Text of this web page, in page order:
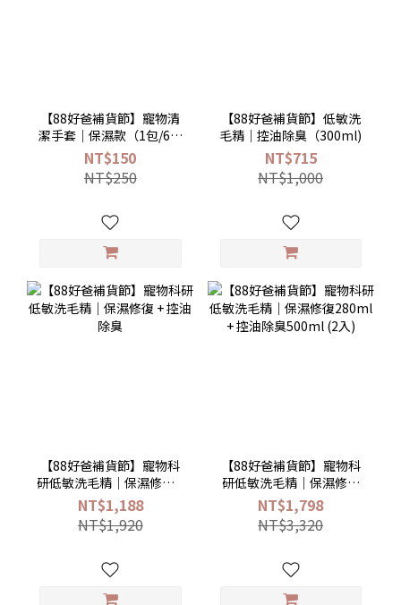
【88好爸補貨節】寵物清
潔手套｜保濕款（1包/6片
裝）
NT$150
NT$250
【88好爸補貨節】低敏洗
毛精｜控油除臭（300ml)
NT$715
NT$1,000
【88好爸補貨節】寵物科
研低敏洗毛精｜保濕修復 +
控油除臭
NT$1,188
NT$1,920
【88好爸補貨節】寵物科
研低敏洗毛精｜保濕修復
280ml + 控油除臭500ml
(2入)
NT$1,798
NT$3,320